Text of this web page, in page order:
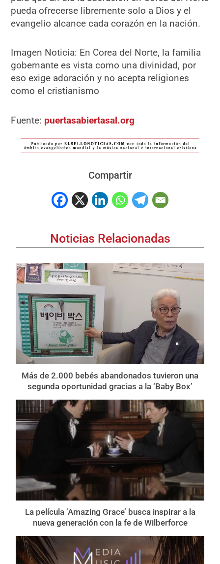
pueda ofrecerse libremente solo a Dios y el
evangelio alcance cada corazón en la nación.
Imagen Noticia: En Corea del Norte, la familia
gobernante es vista como una divinidad, por
eso exige adoración y no acepta religiones
como el cristianismo
Fuente: puertasabiertasal.org
Compartir
Noticias Relacionadas
Más de 2.000 bebés abandonados tuvieron una
segunda oportunidad gracias a la ‘Baby Box’
La película ‘Amazing Grace’ busca inspirar a la
nueva generación con la fe de Wilberforce